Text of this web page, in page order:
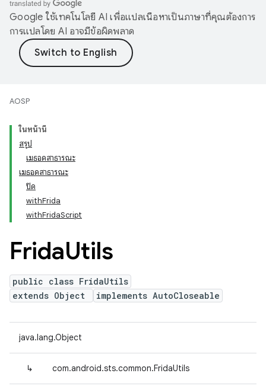
Google ใช้เทคโนโลยี AI เพื่อแปลเนื้อหาเป็นภาษาที่คุณต้องการ
การแปลโดย AI อาจมีข้อผิดพลาด
AOSP
ในหน้านี้
สรุป
เมธอดสาธารณะ
เมธอดสาธารณะ
ปิด
withFrida
withFridaScript
FridaUtils
public class FridaUtils
extends Object
implements AutoCloseable
java.lang.Object
↳ com.android.sts.common.FridaUtils